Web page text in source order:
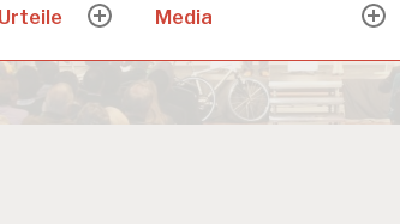
expand
menu
Media